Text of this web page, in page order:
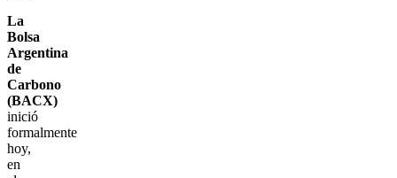
La
Bolsa
Argentina
de
Carbono
(BACX)
inició
formalmente
hoy,
en